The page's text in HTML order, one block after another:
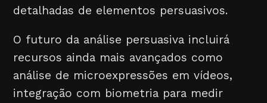
detalhadas de elementos persuasivos.
O futuro da análise persuasiva incluirá
recursos ainda mais avançados como
análise de microexpressões em vídeos,
integração com biometria para medir